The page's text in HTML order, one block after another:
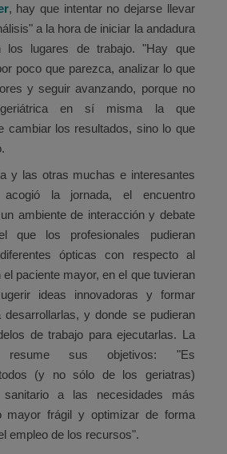
, hay que intentar no dejarse llevar
a la hora de iniciar la andadura
los lugares de trabajo. "Hay que
poco que parezca, analizar lo que
y seguir avanzando, porque no
en sí misma la que
cambiar los resultados, sino lo que
y las otras muchas e interesantes
acogió la jornada, el encuentro
ambiente de interacción y debate
que los profesionales pudieran
ópticas con respecto al
paciente mayor, en el que tuvieran
ideas innovadoras y formar
desarrollarlas, y donde se pudieran
de trabajo para ejecutarlas. La
resume sus objetivos: "Es
(y no sólo de los geriatras)
a las necesidades más
mayor frágil y optimizar de forma
empleo de los recursos".